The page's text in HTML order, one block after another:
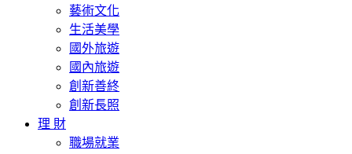
藝術文化
生活美學
國外旅遊
國內旅遊
創新善終
創新長照
理 財
職場就業